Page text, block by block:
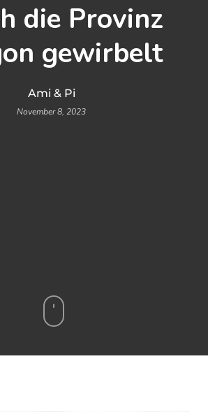
die Provinz
gewirbelt
Ami & Pi
November 8, 2023